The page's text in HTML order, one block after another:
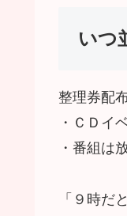
いつ
整理券配
・ＣＤイ
・番組は
「９時だ